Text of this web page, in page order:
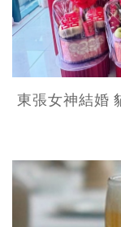
東張女神結婚